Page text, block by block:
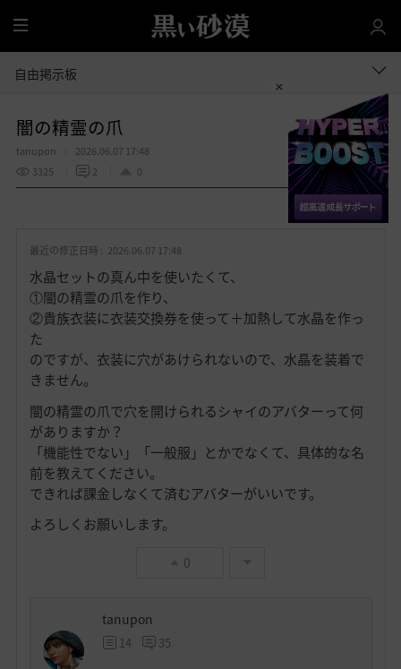
全
体
自由掲示板
闇の精霊の爪
tanupon
2026.06.07 17:48
3325
2 0
お 共有する
最近の修正日時 : 2026.06.07 17:48
水晶セットの真ん中を使いたくて、
①闇の精霊の爪を作り、
②貴族衣装に衣装交換券を使って＋加熱して水晶を作っ
た
のですが、衣装に穴があけられないので、水晶を装着で
きません。
闇の精霊の爪で穴を開けられるシャイのアバターって何
がありますか？
「機能性でない」「一般服」とかでなくて、具体的な名
前を教えてください。
できれば課金しなくて済むアバターがいいです。
よろしくお願いします。
0
tanupon
14 35